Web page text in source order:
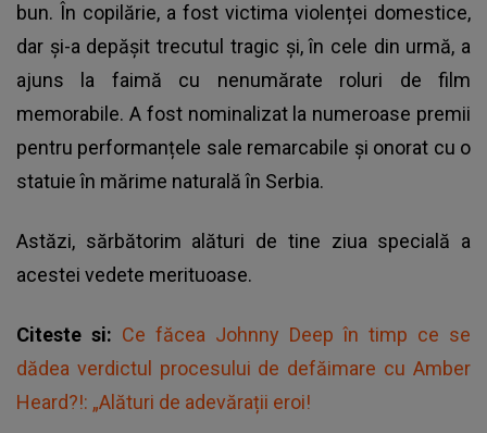
bun. În copilărie, a fost victima violenței domestice,
dar și-a depășit trecutul tragic și, în cele din urmă, a
ajuns la faimă cu nenumărate roluri de film
memorabile. A fost nominalizat la numeroase premii
pentru performanțele sale remarcabile și onorat cu o
statuie în mărime naturală în Serbia.
Astăzi, sărbătorim alături de tine ziua specială a
acestei vedete merituoase.
Citeste si: Ce făcea Johnny Deep în timp ce se
dădea verdictul procesului de defăimare cu Amber
Heard?!: „Alături de adevărații eroi!